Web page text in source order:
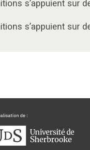
s’appuient sur
s’appuient sur